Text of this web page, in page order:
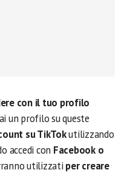
con il tuo profilo
un profilo su queste
su TikTokutilizzando
accedi con Facebook o
utilizzati per creare